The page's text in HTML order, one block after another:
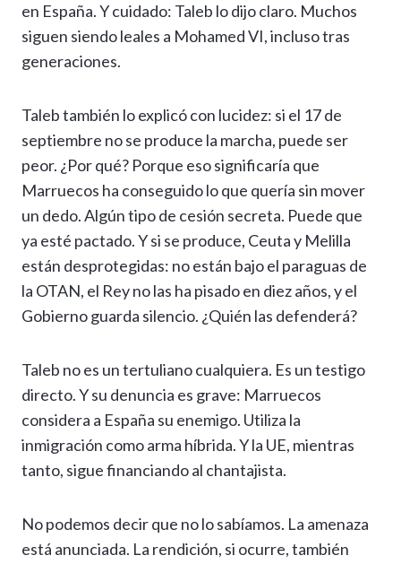
en España. Y cuidado: Taleb lo dijo claro. Muchos
siguen siendo leales a Mohamed VI, incluso tras
generaciones.
Taleb también lo explicó con lucidez: si el 17 de
septiembre no se produce la marcha, puede ser
peor. ¿Por qué? Porque eso significaría que
Marruecos ha conseguido lo que quería sin mover
un dedo. Algún tipo de cesión secreta. Puede que
ya esté pactado. Y si se produce, Ceuta y Melilla
están desprotegidas: no están bajo el paraguas de
la OTAN, el Rey no las ha pisado en diez años, y el
Gobierno guarda silencio. ¿Quién las defenderá?
Taleb no es un tertuliano cualquiera. Es un testigo
directo. Y su denuncia es grave: Marruecos
considera a España su enemigo. Utiliza la
inmigración como arma híbrida. Y la UE, mientras
tanto, sigue financiando al chantajista.
No podemos decir que no lo sabíamos. La amenaza
está anunciada. La rendición, si ocurre, también